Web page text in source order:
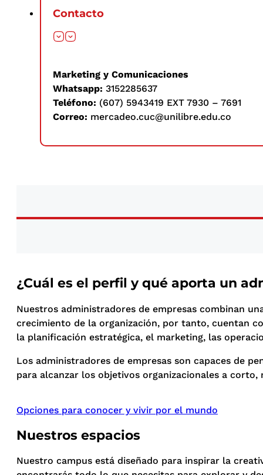
Contacto
Marketing y Comunicaciones
Whatsapp: 3152285637
Teléfono: (607) 5943419 EXT 7930 – 7691
Correo: mercadeo.cuc@unilibre.edu.co
¿Cuál es el perfil y qué aporta un
Nuestros administradores de empresas combinan
crecimiento de la organización, por tanto, cuentan
la planificación estratégica, el marketing, las
Los administradores de empresas son capaces de
para alcanzar los objetivos organizacionales a corto,
Opciones para conocer y vivir por el mundo
Nuestros espacios
Nuestro campus está diseñado para inspirar la